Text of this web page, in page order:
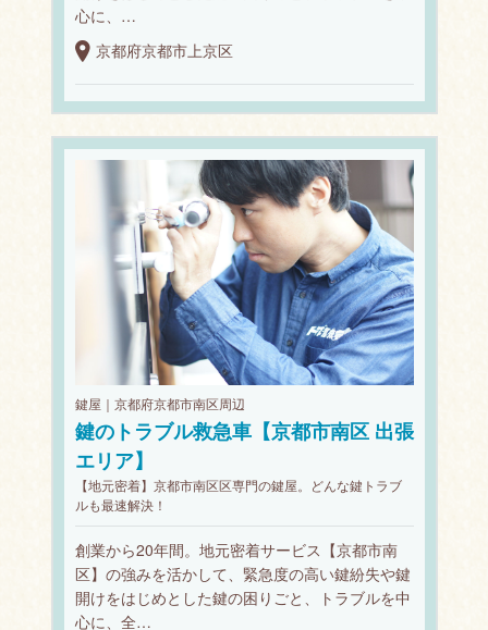
心に、…
京都府京都市上京区
鍵屋｜京都府京都市南区周辺
鍵のトラブル救急車【京都市南区 出張
エリア】
【地元密着】京都市南区区専門の鍵屋。どんな鍵トラブ
ルも最速解決！
創業から20年間。地元密着サービス【京都市南
区】の強みを活かして、緊急度の高い鍵紛失や鍵
開けをはじめとした鍵の困りごと、トラブルを中
心に、全…